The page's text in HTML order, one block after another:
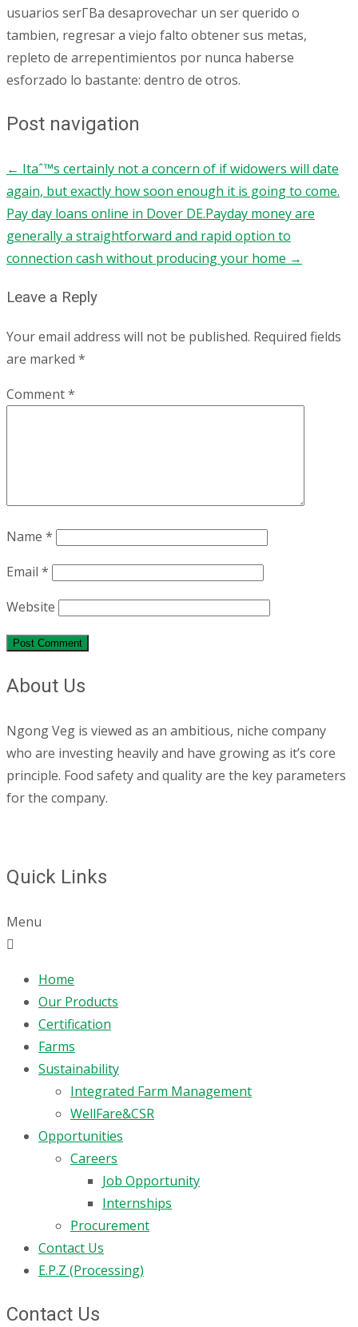
usuarios serГ­В­a desaprovechar un ser querido o
tambien, regresar a viejo falto obtener sus metas,
repleto de arrepentimientos por nunca haberse
esforzado lo bastante: dentro de otros.
Post navigation
← Itaˆ™s certainly not a concern of if widowers will date
again, but exactly how soon enough it is going to come.
Pay day loans online in Dover DE.Payday money are
generally a straightforward and rapid option to
connection cash without producing your home →
Leave a Reply
Your email address will not be published. Required fields
are marked *
Comment*
Name *
Email *
Website
About Us
Ngong Veg is viewed as an ambitious, niche company
who are investing heavily and have growing as it’s core
principle. Food safety and quality are the key parameters
for the company.
Quick Links
Menu
Home
Our Products
Certification
Farms
Sustainability
Integrated Farm Management
WellFare&CSR
Opportunities
Careers
Job Opportunity
Internships
Procurement
Contact Us
E.P.Z (Processing)
Contact Us